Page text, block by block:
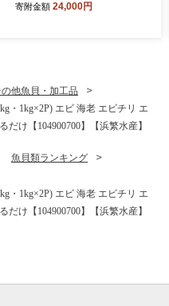
焼き 白焼き うな重 ひつまぶ
寄附金額 24,000円
の他魚貝・加工品
・1kg×2P) エビ 海老 エビチリ エ
け【104900700】【浜繁水産】
魚貝類ランキング
・1kg×2P) エビ 海老 エビチリ エ
け【104900700】【浜繁水産】